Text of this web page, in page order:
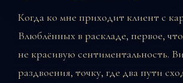
Когда ко мне приходит клиент с
Влюблённых в раскладе, первое,
не красивую сентиментальность.
раздвоения, точку, где два пути